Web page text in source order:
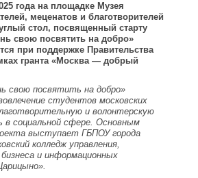
года на площадке Музея
меценатов и благотворителей
стол, посвященный старту
свою посвятить на добро»
при поддержке Правительства
гранта «Москва — добрый
свою посвятить на добро»
студентов московских
и волонтерскую
в социальной сфере. Основным
выступает ГБПОУ города
колледж управления,
и информационных